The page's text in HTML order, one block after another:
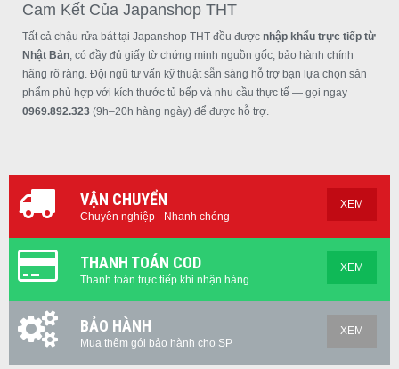
Cam Kết Của Japanshop THT
Tất cả chậu rửa bát tại Japanshop THT đều được nhập khẩu trực tiếp từ
Nhật Bản, có đầy đủ giấy tờ chứng minh nguồn gốc, bảo hành chính
hãng rõ ràng. Đội ngũ tư vấn kỹ thuật sẵn sàng hỗ trợ bạn lựa chọn sản
phẩm phù hợp với kích thước tủ bếp và nhu cầu thực tế — gọi ngay
0969.892.323 (9h–20h hàng ngày) để được hỗ trợ.
VẬN CHUYỂN
Chuyên nghiệp - Nhanh chóng
XEM
THANH TOÁN COD
Thanh toán trực tiếp khi nhận hàng
XEM
BẢO HÀNH
Mua thêm gói bảo hành cho SP
XEM